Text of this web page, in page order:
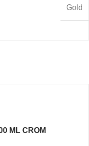
Gold
ML CROM